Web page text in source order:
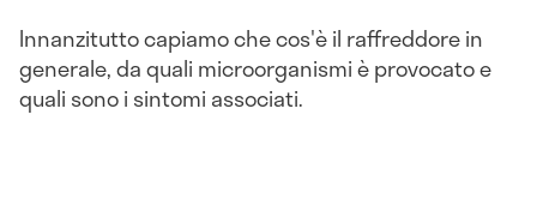
Innanzitutto capiamo che cos'è il raffreddore in
generale, da quali microorganismi è provocato e
quali sono i sintomi associati.